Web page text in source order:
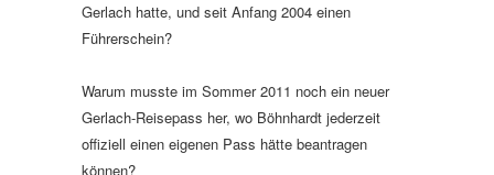
Gerlach hatte, und seit Anfang 2004 einen
Führerschein?
Warum musste im Sommer 2011 noch ein neuer
Gerlach-Reisepass her, wo Böhnhardt jederzeit
offiziell einen eigenen Pass hätte beantragen
können?